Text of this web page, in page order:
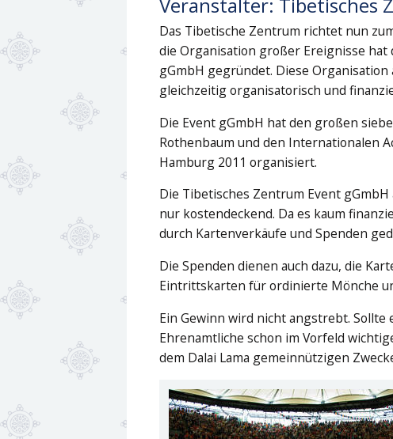
Das Tibetische Zentrum richtet nun
die Organisation großer Ereignisse hat
gGmbH gegründet. Diese
gleichzeitig organisatorisch und
Die Event gGmbH hat den großen
Rothenbaum und den Internationalen
Hamburg 2011 organisiert.
Die Tibetisches Zentrum Event
nur kostendeckend. Da es kaum
durch Kartenverkäufe und Spenden
Die Spenden dienen auch dazu, die
Eintrittskarten für ordinierte Mönche
Ein Gewinn wird nicht angstrebt.
Ehrenamtliche schon im Vorfeld
dem Dalai Lama gemeinnützigen